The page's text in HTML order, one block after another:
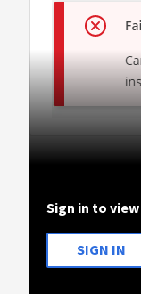
Sign in to
SIGN IN